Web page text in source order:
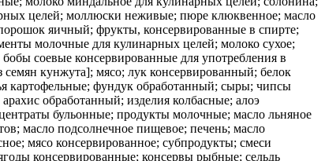
целей; моллюски неживые; пюре клюквенное; масло
яичный; фрукты, консервированные в спирте;
молочные для кулинарных целей; молоко сухое;
соевые консервированные для употребления в
кунжута]; мясо; лук консервированный; белок
картофельные; фундук обработанный; сыры; чипсы
обработанный; изделия колбасные; алоэ
бульонные; продукты молочные; масло льняное
масло подсолнечное пищевое; печень; масло
мясо консервированное; субпродукты; смеси
консервированные; консервы рыбные; сельдь